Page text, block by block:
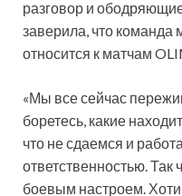
разговор и
заверила, что команда
относится к матчам
«Мы все сейчас
боретесь, какие
что не сдаемся и
ответственностью. Так
боевым настроем.